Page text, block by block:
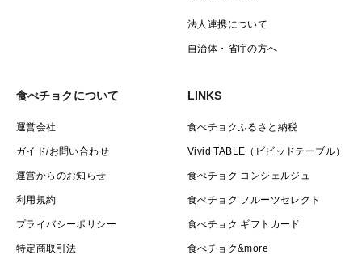
法人連携について
自治体・省庁の方へ
食べチョクについて
運営会社
ガイド/お問い合わせ
運営からのお知らせ
利用規約
プライバシーポリシー
特定商取引法
LINKS
食べチョクふるさと納税
Vivid TABLE（ビビッドテーブル）
食べチョク コンシェルジュ
食べチョク フルーツセレクト
食べチョク ギフトカード
食べチョク&more